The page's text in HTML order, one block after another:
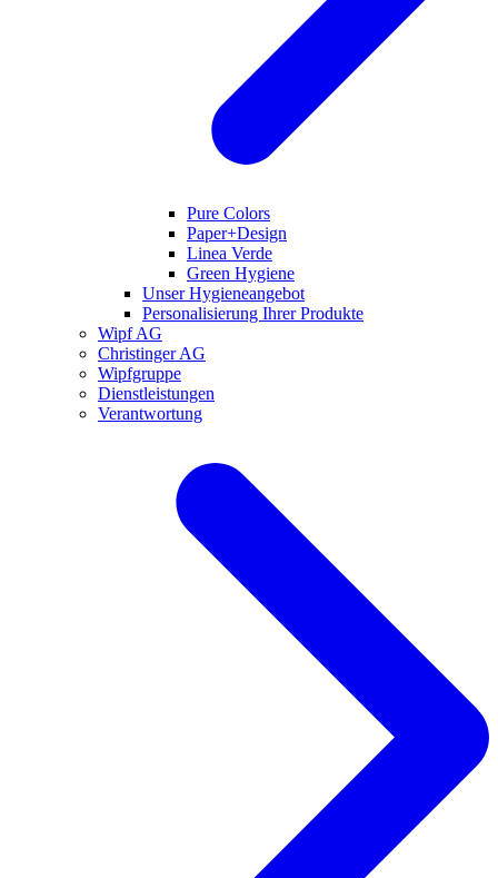
Pure Colors
Paper+Design
Linea Verde
Green Hygiene
Unser Hygieneangebot
Personalisierung Ihrer Produkte
Wipf AG
Christinger AG
Wipfgruppe
Dienstleistungen
Verantwortung